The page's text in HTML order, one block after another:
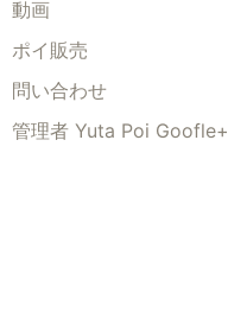
動画
ポイ販売
問い合わせ
管理者 Yuta Poi Goofle+